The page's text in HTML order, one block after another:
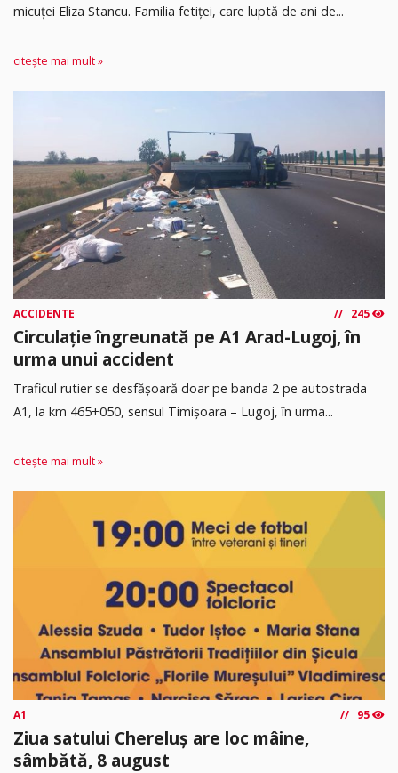
micuței Eliza Stancu. Familia fetiței, care luptă de ani de...
citește mai mult »
ACCIDENTE 245
Circulație îngreunată pe A1 Arad-Lugoj, în
urma unui accident
Traficul rutier se desfășoară doar pe banda 2 pe autostrada
A1, la km 465+050, sensul Timişoara – Lugoj, în urma...
citește mai mult »
A1 95
Ziua satului Chereluș are loc mâine,
sâmbătă, 8 august